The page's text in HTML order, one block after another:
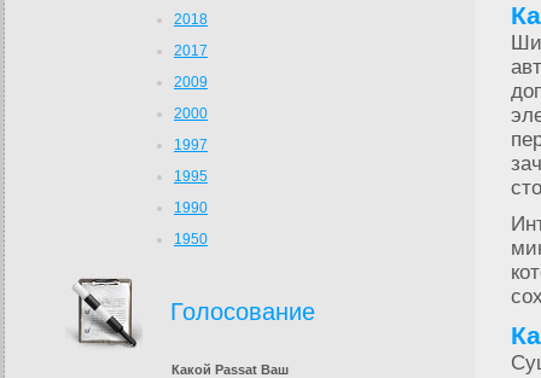
2018
2017
2009
2000
1997
1995
1990
1950
Голосование
Какой Passat Ваш